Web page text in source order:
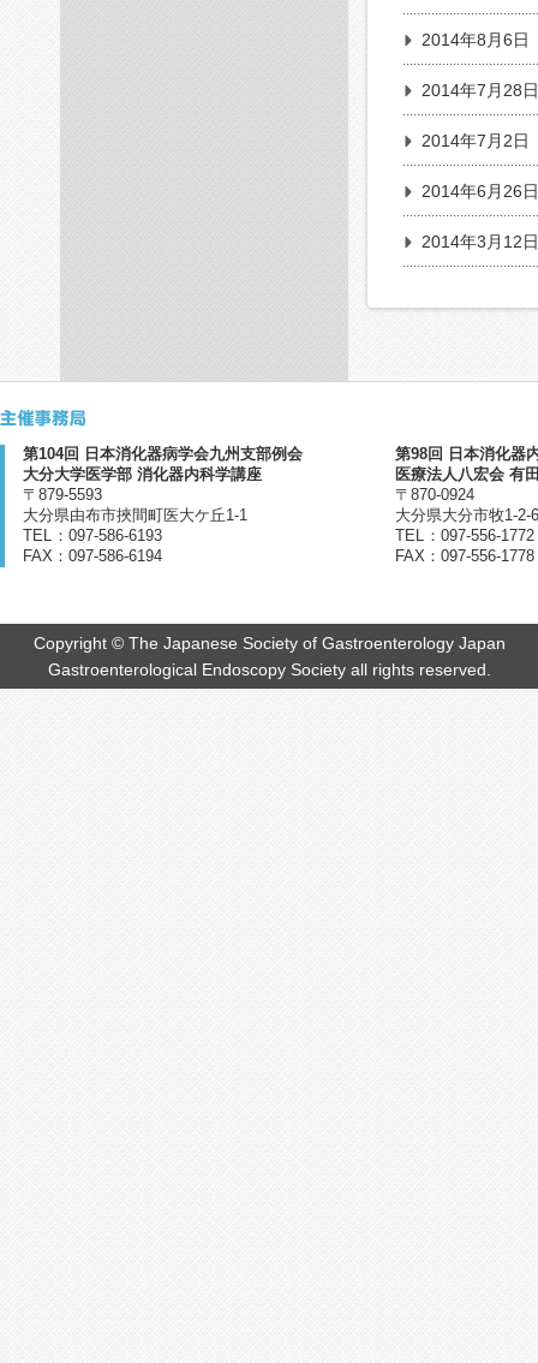
2014年8月6日
2014年7月28日
2014年7月2日
2014年6月26日
2014年3月12日
第104回 日本消化器病学会九州支部例会
大分大学医学部 消化器内科学講座
〒879-5593
大分県由布市挾間町医大ケ丘1-1
TEL ： 097-586-6193
FAX ： 097-586-6194
第98回 日本消化器
医療法人八宏会 有
〒870-0924
大分県大分市牧1-2-6
TEL ： 097-556-
FAX ： 097-556-1778
Copyright © The Japanese Society of Gastroenterology Japan
Gastroenterological Endoscopy Society all rights reserved.